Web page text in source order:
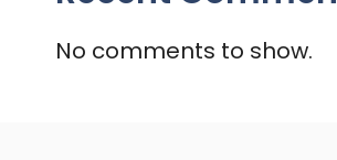
No comments to show.